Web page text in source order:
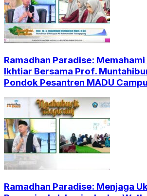
Ramadhan Paradise:
Ikhtiar Bersama Prof.
Pondok Pesantren MADU
Ramadhan Paradise: Menjaga